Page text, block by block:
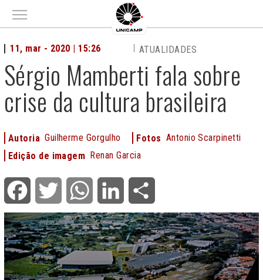
Main menu
Sérgio Mamberti fala sobre
crise da cultura brasileira
11, mar - 2020 | 15:26 ATUALIDADES
Autoria Guilherme Gorgulho Fotos Antonio Scarpinetti
Edição de imagem Renan Garcia
Facebook Twitter WhatsApp LinkedIn